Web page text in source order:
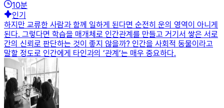
10분
인기
하지만 교류한 사람과 함께 일하게 된다면 순전히 운의 영역이 아니게
된다. 그렇다면 학습을 매개체로 인간관계를 만들고 거기서 쌓은 서로
간의 신뢰로 판단하는 것이 좋지 않을까? 인간을 사회적 동물이라고
말할 정도로 인간에게 타인과의 ‘관계’는 매우 중요하다.